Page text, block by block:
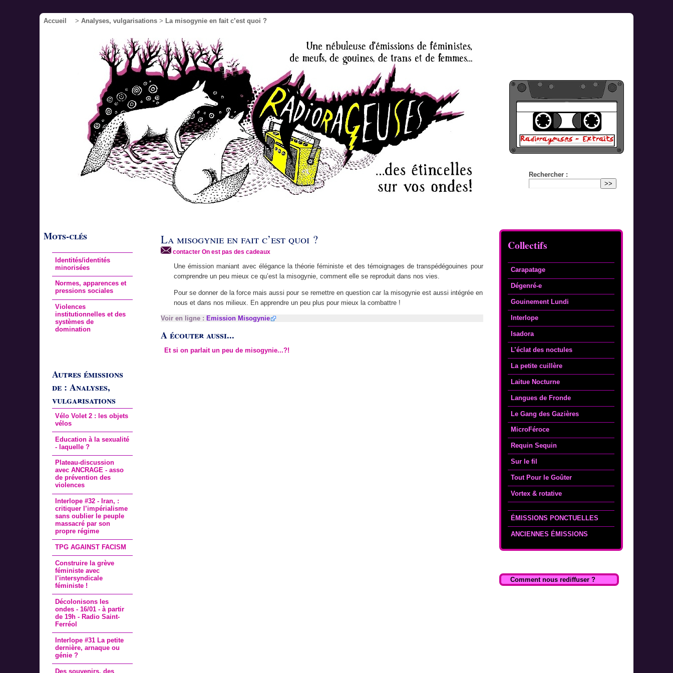
Accueil > Analyses, vulgarisations > La misogynie en fait c’est quoi ?
Rechercher :
Collectifs
Carapatage
Dégenré-e
Gouinement Lundi
Interlope
Isadora
L’éclat des noctules
La petite cuillère
Laitue Nocturne
Langues de Fronde
Le Gang des Gazières
MicroFéroce
Requin Sequin
Sur le fil
Tout Pour le Goûter
Vortex & rotative
ÉMISSIONS PONCTUELLES
ANCIENNES ÉMISSIONS
Comment nous rediffuser ?
Mots-clés
Identités/identités
minorisées
Normes, apparences et
pressions sociales
Violences
institutionnelles et des
systèmes de
domination
Autres émissions
de : Analyses,
vulgarisations
Vélo Volet 2 : les objets
vélos
Education à la sexualité
- laquelle ?
Plateau-discussion
avec ANCRAGE - asso
de prévention des
violences
Interlope #32 - Iran, :
critiquer l’impérialisme
sans oublier le peuple
massacré par son
propre régime
TPG AGAINST FACISM
Construire la grève
féministe avec
l’intersyndicale
féministe !
Décolonisons les
ondes - 16/01 - à partir
de 19h - Radio Saint-
Ferréol
Interlope #31 La petite
dernière, arnaque ou
génie ?
Des souvenirs, des
La misogynie en fait c’est quoi ?
contacter On est pas des cadeaux
Une émission maniant avec élégance la théorie féministe et des témoignages de transpédégouines pour
comprendre un peu mieux ce qu’est la misogynie, comment elle se reproduit dans nos vies.
Pour se donner de la force mais aussi pour se remettre en question car la misogynie est aussi intégrée en
nous et dans nos milieux. En apprendre un peu plus pour mieux la combattre !
Voir en ligne : Emission Misogynie
A écouter aussi...
Et si on parlait un peu de misogynie...?!